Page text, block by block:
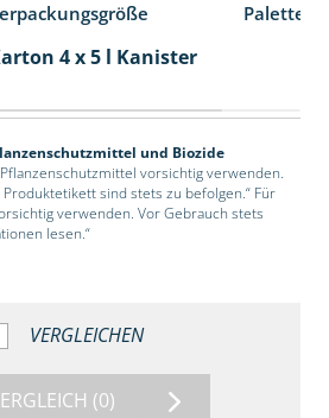
4 x 5 l Kanister
und Biozide
vorsichtig verwenden.
sind stets zu befolgen.“ Für
verwenden. Vor Gebrauch stets
lesen.“
VERGLEICHEN
(0)